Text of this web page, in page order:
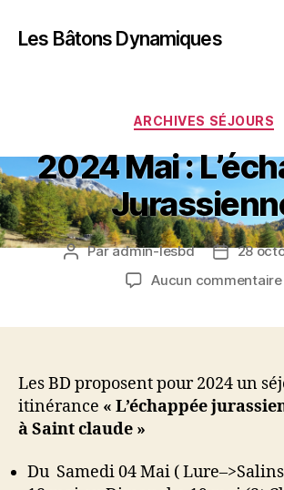
Les Bâtons Dynamiques
Catégories
ARCHIVES SÉJOURS
2024 Mai :
Auteur
Paradmin-lesbd
Date
28
Aucun commentaire
Les BD proposent pour 2024 un
itinérance « L’échappée
à Saint claude »
Du Samedi 04 Mai (